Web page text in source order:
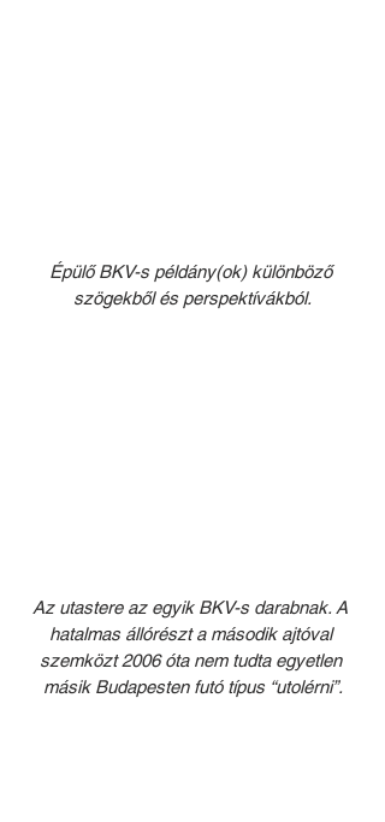
Épülő BKV-s példány(ok) különböző
szögekből és perspektívákból.
Az utastere az egyik BKV-s darabnak. A
hatalmas állórészt a második ajtóval
szemközt 2006 óta nem tudta egyetlen
másik Budapesten futó típus “utolérni”.